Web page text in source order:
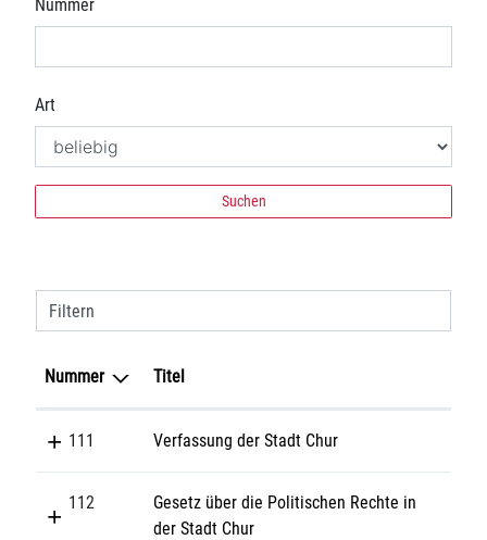
Nummer
Art
Suchen
Filtern
Nummer Titel
111 Verfassung der Stadt Chur
112
Gesetz über die Politischen Rechte in
der Stadt Chur